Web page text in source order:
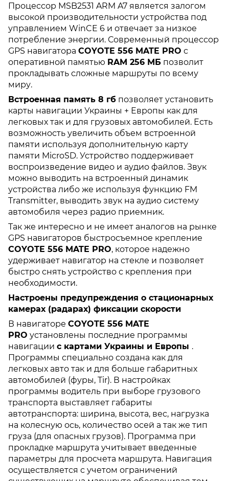
Процессор MSB2531 ARM A7 является залогом
высокой производительности устройства под
управлением WinCE 6 и отвечает за низкое
потребление энергии. Современный процессор
GPS навигатора COYOTE 556 MATE PRO с
оперативной памятью RAM 256 МБ позволит
прокладывать сложные маршруты по всему
миру.
Встроенная память 8 гб позволяет установить
карты навигации Украины + Европы как для
легковых так и для грузовых автомобилей. Есть
возможность увеличить объем встроенной
памяти используя дополнительную карту
памяти MicroSD. Устройство поддерживает
воспроизведение видео и аудио файлов. Звук
можно выводить на встроенный динамик
устройства либо же используя функцию FM
Transmitter, выводить звук на аудио систему
автомобиля через радио приемник.
Так же интересно и не имеет аналогов на рынке
GPS навигаторов быстросъемное крепление
COYOTE 556 MATE PRO, которое надежно
удерживает навигатор на стекле и позволяет
быстро снять устройство с крепления при
необходимости.
Настроены предупреждения о стационарных
камерах (радарах) фиксации скорости
В навигаторе COYOTE 556 MATE
PRO установлены последние программы
навигации с картами Украины и Европы .
Программы специально создана как для
легковых авто так и для больше габаритных
автомобилей (фуры, Tir). В настройках
программы водитель при выборе грузового
транспорта выставляет габариты
автотранспорта: ширина, высота, вес, нагрузка
на колесную ось, количество осей а так же тип
груза (для опасных грузов). Программа при
прокладке маршрута учитывает введенные
параметры для просчета маршрута. Навигация
осуществляется с учетом ограничений